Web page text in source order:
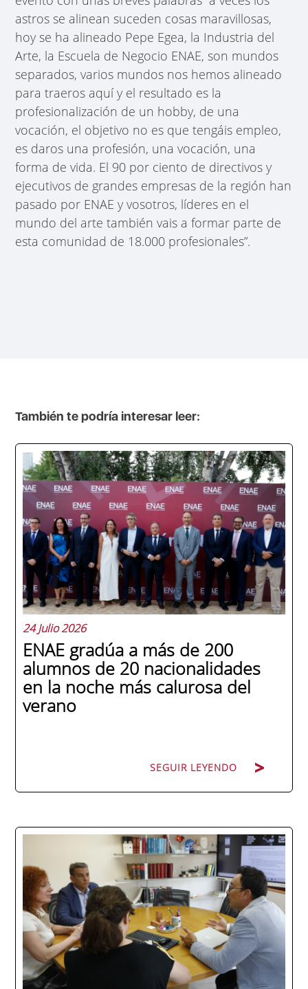
astros se alinean suceden cosas maravillosas,
hoy se ha alineado Pepe Egea, la Industria del
Arte, la Escuela de Negocio ENAE, son mundos
separados, varios mundos nos hemos alineado
para traeros aquí y el resultado es la
profesionalización de un hobby, de una
vocación, el objetivo no es que tengáis empleo,
es daros una profesión, una vocación, una
forma de vida. El 90 por ciento de directivos y
ejecutivos de grandes empresas de la región han
pasado por ENAE y vosotros, líderes en el
mundo del arte también vais a formar parte de
esta comunidad de 18.000 profesionales”.
También te podría interesar leer:
24 Julio 2026
ENAE gradúa a más de 200
alumnos de 20 nacionalidades
en la noche más calurosa del
verano
SEGUIR LEYENDO
La promoción 2025/2026 de ENAE Business
School se convirtió en una de las más
internacionales de la historia de la escuela
en una ceremonia celebrada en Murcia
con 44 grados y más de 600 asistentes.
Ricardo Navarro, vicepresidente senior de
Generac Power Systems en Estados Unidos
y antiguo alumno...